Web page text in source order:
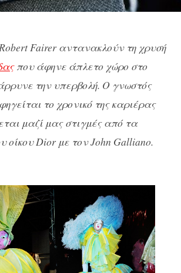
Fairer αντανακλούν τη χρυσή
που άφηνε άπλετο χώρο στο
την υπερβολή. Ο γνωστός
το χρονικό της καριέρας
μαζί μας στιγμές από τα
οίκου Dior με τον John Gallianο.